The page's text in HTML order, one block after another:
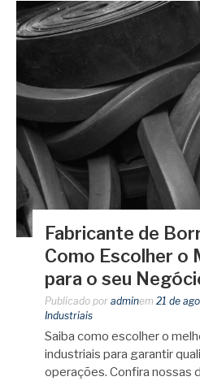
Fabricante de
Como Escolher o
para o seu
Publicado por adminem 21 de
Industriais
Saiba como escolher o
industriais para garantir
operações. Confira nossas